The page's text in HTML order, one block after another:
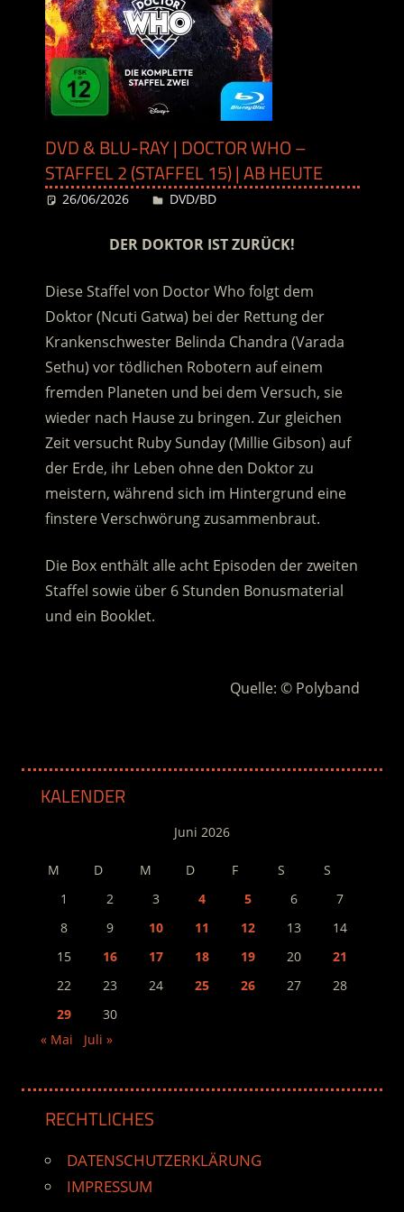
DVD & BLU-RAY | DOCTOR WHO –
STAFFEL 2 (STAFFEL 15) | AB HEUTE
26/06/2026 Desiree
DVD/BD
DER DOKTOR IST ZURÜCK!
Diese Staffel von Doctor Who folgt dem
Doktor (Ncuti Gatwa) bei der Rettung der
Krankenschwester Belinda Chandra (Varada
Sethu) vor tödlichen Robotern auf einem
fremden Planeten und bei dem Versuch, sie
wieder nach Hause zu bringen. Zur gleichen
Zeit versucht Ruby Sunday (Millie Gibson) auf
der Erde, ihr Leben ohne den Doktor zu
meistern, während sich im Hintergrund eine
finstere Verschwörung zusammenbraut.
Die Box enthält alle acht Episoden der zweiten
Staffel sowie über 6 Stunden Bonusmaterial
und ein Booklet.
Quelle: © Polyband
KALENDER
Juni 2026
M D M D F S
S
1
2 3 4 5 6
7
8
9 10 11 12 13
14
15
16 17 18 19 20
21
22
23 24 25 26 27
28
29
30
« Mai
Juli »
RECHTLICHES
DATENSCHUTZERKLÄRUNG
IMPRESSUM